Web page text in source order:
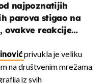
najpoznatijih
parova stigao na
ovakve reakcije
privukla je veliku
na društvenim mrežama.
iz svih